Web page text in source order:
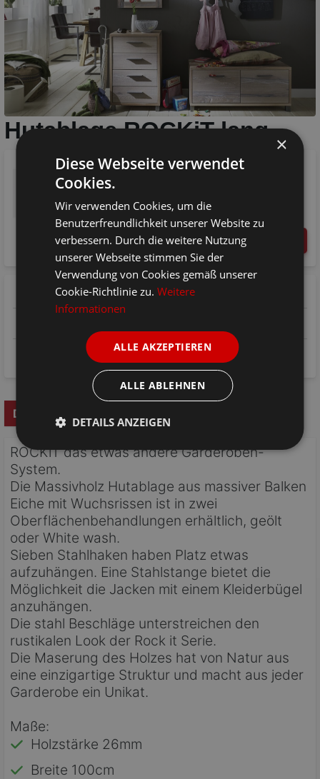
Hutablage ROCKiT lang
100x30x25cm, Eiche geölt
100x30x25cm
Werktagen *verschickt.
€ 369,00
Versand & Transport:
Schneller Paketversand
14 Tage Rückgaberecht & geprüfte Echtholz-Qualität
Flexible Zahlarten:
Klarna Ratenkauf / Rechnung, PayPal Express & Amazon Pay
Details
ROCKiT das etwas andere Garderoben-
System.
Die Massivholz Hutablage aus massiver Balken
Eiche mit Wuchsrissen ist in zwei
Oberflächenbehandlungen erhältlich, geölt
oder White wash.
Sieben Stahlhaken haben Platz etwas
aufzuhängen. Eine Stahlstange bietet die
Möglichkeit die Jacken mit einem Kleiderbügel
anzuhängen.
Die stahl Beschläge unterstreichen den
rustikalen Look der Rock it Serie.
Die Maserung des Holzes hat von Natur aus
eine einzigartige Struktur und macht aus jeder
Garderobe ein Unikat.
Maße:
Holzstärke 26mm
Breite 100cm
×
Diese Webseite verwendet
Cookies.
Wir verwenden Cookies, um die
Benutzerfreundlichkeit unserer Website zu
verbessern. Durch die weitere Nutzung
unserer Webseite stimmen Sie der
Verwendung von Cookies gemäß unserer
Cookie-Richtlinie zu.Weitere
Informationen
ALLE AKZEPTIEREN
ALLE ABLEHNEN
DETAILS ANZEIGEN